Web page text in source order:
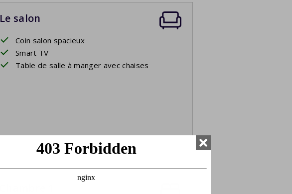
Le salon
Coin salon spacieux
Smart TV
Table de salle à manger avec chaises